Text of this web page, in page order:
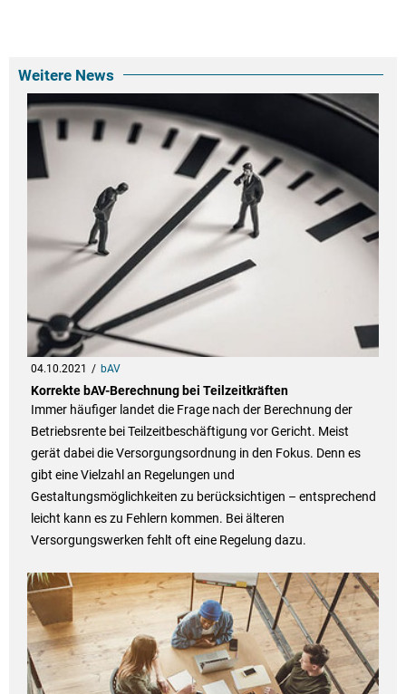
Weitere News
04.10.2021 bAV
Korrekte bAV-Berechnung bei Teilzeitkräften
Immer häufiger landet die Frage nach der Berechnung der
Betriebsrente bei Teilzeitbeschäftigung vor Gericht. Meist
gerät dabei die Versorgungsordnung in den Fokus. Denn es
gibt eine Vielzahl an Regelungen und
Gestaltungsmöglichkeiten zu berücksichtigen – entsprechend
leicht kann es zu Fehlern kommen. Bei älteren
Versorgungswerken fehlt oft eine Regelung dazu.